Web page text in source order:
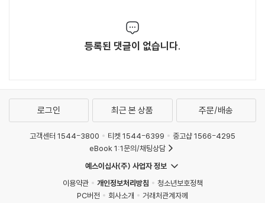
위 위원, 2022 교육과정 개정추진위원
#학부모 자치, 학생인권, 학교폭력, 차별금지, 교육정책
#학교평화, 갈등조정, 생활교육과 학부모소통
송대헌 참교육을위한전국학부모회 자문위원
경력 : 세종특별자치시교육청 비서실장, 전국교직원노동조합 교권국장
등록된 댓글이 없습니다.
로그인 최근 본 상품 주문/배송
고객센터 1544-3800 티켓 1544-6399
중고샵 1566-4295
eBook 1:1문의/채팅상담
예스이십사(주) 사업자 정보
이용약관
개인정보처리방침
청소년보호정책
PC버전
회사소개
거래처관계자께